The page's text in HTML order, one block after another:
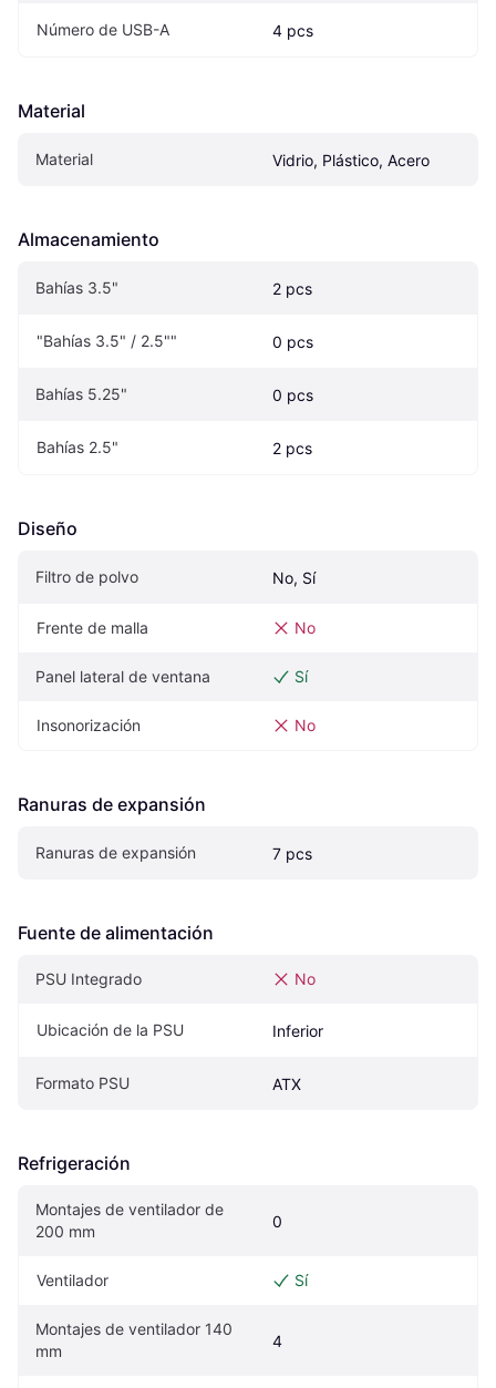
Número de USB-A 4 pcs
Material
Material Vidrio, Plástico, Acero
Almacenamiento
Bahías 3.5" 2 pcs
"Bahías 3.5" / 2.5"" 0 pcs
Bahías 5.25" 0 pcs
Bahías 2.5" 2 pcs
Diseño
Filtro de polvo No, Sí
Frente de malla No
Panel lateral de ventana Sí
Insonorización No
Ranuras de expansión
Ranuras de expansión 7 pcs
Fuente de alimentación
PSU Integrado No
Ubicación de la PSU Inferior
Formato PSU ATX
Refrigeración
Montajes de ventilador de
200 mm
0
Ventilador Sí
Montajes de ventilador 140
mm
4